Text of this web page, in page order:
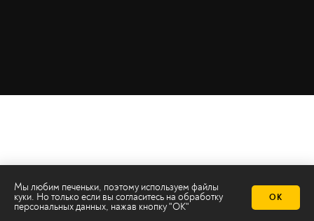
Мы любим печеньки, поэтому используем файлы
куки. Но только если вы согласитесь на обработку
персональных данных, нажав кнопку "ОК"
ОК